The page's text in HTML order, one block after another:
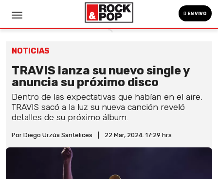
EN VIVO
NOTICIAS
TRAVIS lanza su nuevo single y
anuncia su próximo disco
Dentro de las expectativas que habían en el aire,
TRAVIS sacó a la luz su nueva canción reveló
detalles de su próximo álbum.
Por Diego Urzúa Santelices 22 Mar, 2024. 17:29 hrs